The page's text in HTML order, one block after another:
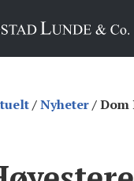
/Nyheter/Dom